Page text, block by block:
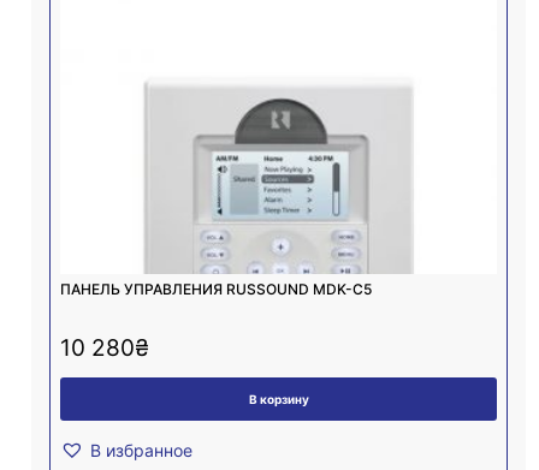
ПАНЕЛЬ УПРАВЛЕНИЯ RUSSOUND MDK-C5
10 280₴
В корзину
В избранное